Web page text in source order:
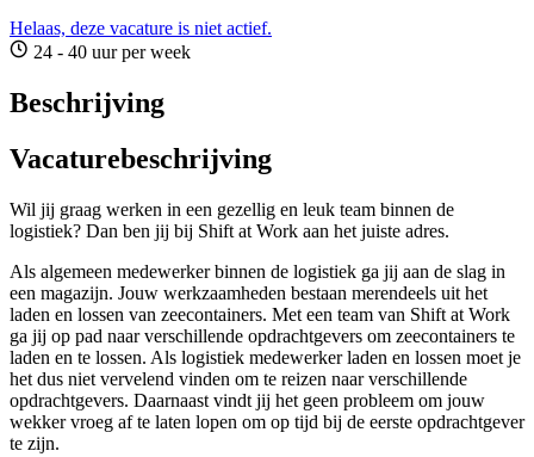
Helaas, deze vacature is niet actief.
24 - 40 uur per week
Beschrijving
Vacaturebeschrijving
Wil jij graag werken in een gezellig en leuk team binnen de
logistiek? Dan ben jij bij Shift at Work aan het juiste adres.
Als algemeen medewerker binnen de logistiek ga jij aan de slag in
een magazijn. Jouw werkzaamheden bestaan merendeels uit het
laden en lossen van zeecontainers. Met een team van Shift at Work
ga jij op pad naar verschillende opdrachtgevers om zeecontainers te
laden en te lossen. Als logistiek medewerker laden en lossen moet je
het dus niet vervelend vinden om te reizen naar verschillende
opdrachtgevers. Daarnaast vindt jij het geen probleem om jouw
wekker vroeg af te laten lopen om op tijd bij de eerste opdrachtgever
te zijn.